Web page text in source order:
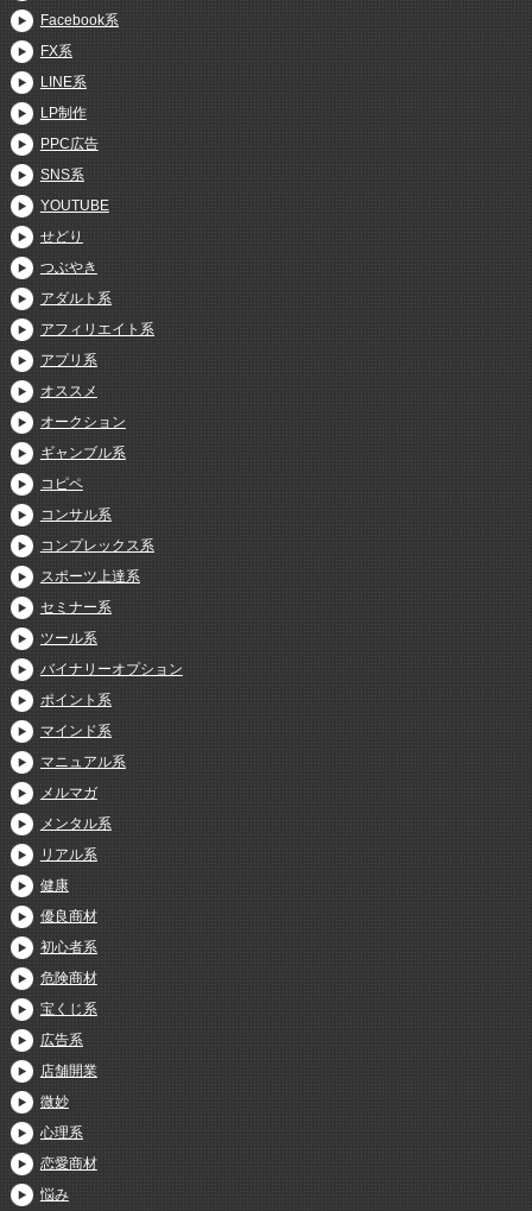
Facebook系
FX系
LINE系
LP制作
PPC広告
SNS系
YOUTUBE
せどり
つぶやき
アダルト系
アフィリエイト系
アプリ系
オススメ
オークション
ギャンブル系
コピペ
コンサル系
コンプレックス系
スポーツ上達系
セミナー系
ツール系
バイナリーオプション
ポイント系
マインド系
マニュアル系
メルマガ
メンタル系
リアル系
健康
優良商材
初心者系
危険商材
宝くじ系
広告系
店舗開業
微妙
心理系
恋愛商材
悩み